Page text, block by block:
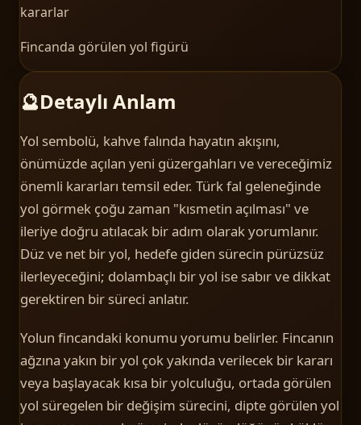
kararlar
Fincanda görülen yol figürü
🔮Detaylı Anlam
Yol sembolü, kahve falında hayatın akışını,
önümüzde açılan yeni güzergahları ve vereceğimiz
önemli kararları temsil eder. Türk fal geleneğinde
yol görmek çoğu zaman "kısmetin açılması" ve
ileriye doğru atılacak bir adım olarak yorumlanır.
Düz ve net bir yol, hedefe giden sürecin pürüzsüz
ilerleyeceğini; dolambaçlı bir yol ise sabır ve dikkat
gerektiren bir süreci anlatır.
Yolun fincandaki konumu yorumu belirler. Fincanın
ağzına yakın bir yol çok yakında verilecek bir kararı
veya başlayacak kısa bir yolculuğu, ortada görülen
yol süregelen bir değişim sürecini, dipte görülen yol